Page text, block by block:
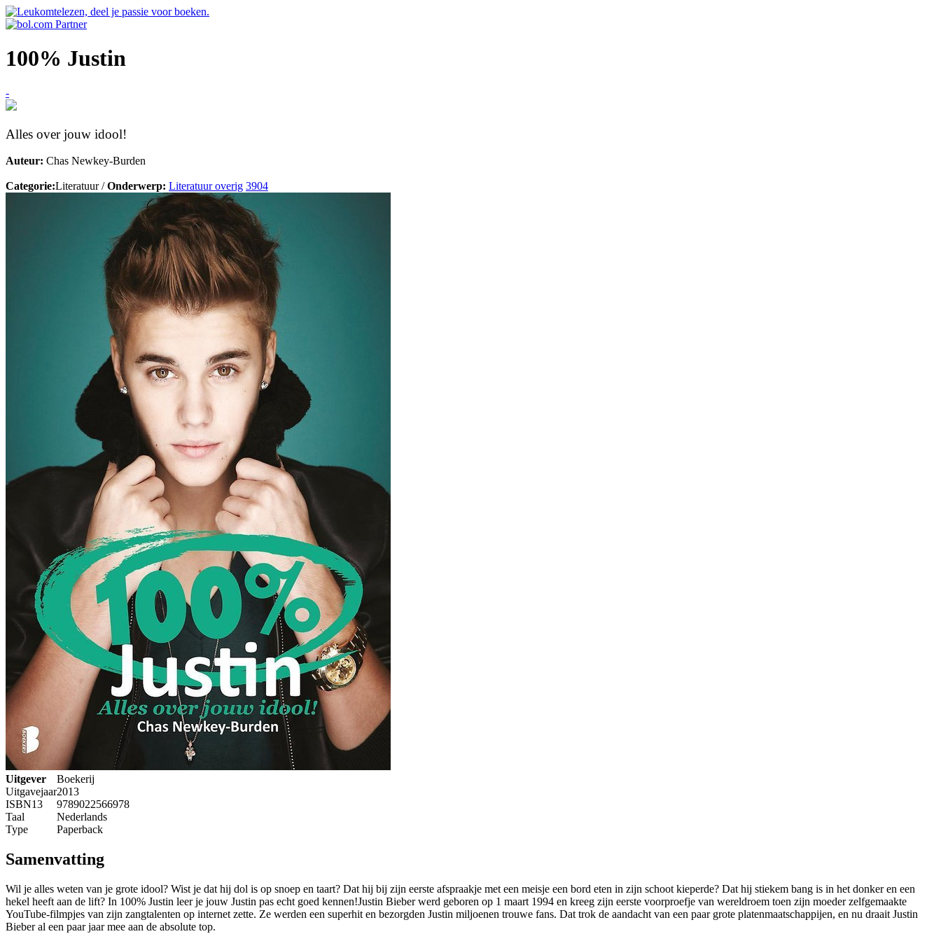
100% Justin
-
Alles over jouw idool!
Auteur: Chas Newkey-Burden
Categorie:Literatuur /Onderwerp: Literatuur overig 3904
Uitgever
Boekerij
Uitgavejaar2013
ISBN13
9789022566978
Taal
Nederlands
Type
Paperback
Samenvatting
Wil je alles weten van je grote idool? Wist je dat hij dol is op snoep en taart? Dat hij bij zijn eerste afspraakje met een meisje een bord eten in zijn schoot kieperde? Dat hij stiekem bang is in het donker en een
hekel heeft aan de lift? In 100% Justin leer je jouw Justin pas echt goed kennen!Justin Bieber werd geboren op 1 maart 1994 en kreeg zijn eerste voorproefje van wereldroem toen zijn moeder zelfgemaakte
YouTube-filmpjes van zijn zangtalenten op internet zette. Ze werden een superhit en bezorgden Justin miljoenen trouwe fans. Dat trok de aandacht van een paar grote platenmaatschappijen, en nu draait Justin
Bieber al een paar jaar mee aan de absolute top.